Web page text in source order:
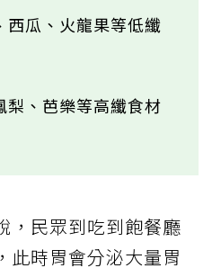
西瓜、火龍果等低纖
梨、芭樂等高纖食材
，民眾到吃到飽餐廳
此時胃會分泌大量胃